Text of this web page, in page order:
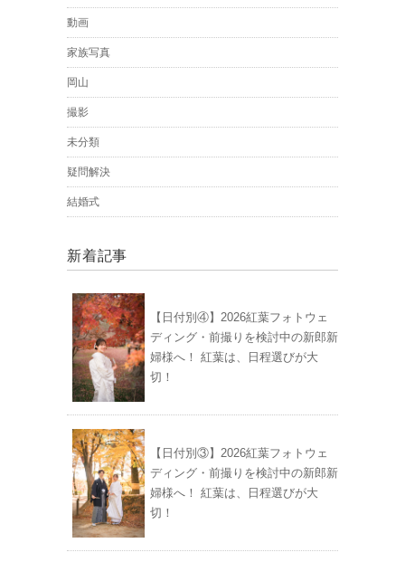
動画
家族写真
岡山
撮影
未分類
疑問解決
結婚式
新着記事
【日付別④】2026紅葉フォトウェ
ディング・前撮りを検討中の新郎新
婦様へ！ 紅葉は、日程選びが大
切！
【日付別③】2026紅葉フォトウェ
ディング・前撮りを検討中の新郎新
婦様へ！ 紅葉は、日程選びが大
切！